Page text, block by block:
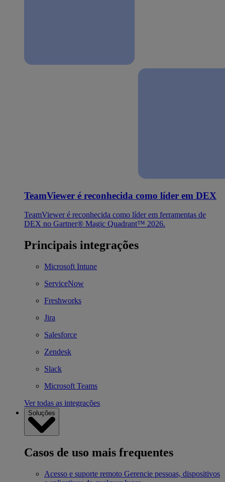
TeamViewer é reconhecida como líder em DEX
TeamViewer é reconhecida como líder em ferramentas de
DEX no Gartner® Magic Quadrant™ 2026.
Principais integrações
Microsoft Intune
ServiceNow
Freshworks
Jira
Salesforce
Zendesk
Slack
Microsoft Teams
Ver todas as integrações
Soluções
Casos de uso mais frequentes
Acesso e suporte remoto Gerencie pessoas, dispositivos